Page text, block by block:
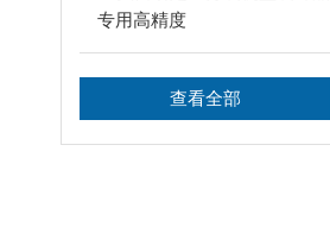
专用高精度
查看全部